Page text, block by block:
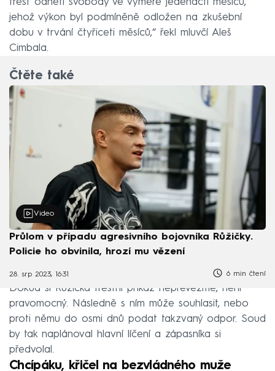
trest odnětí svobody ve výměře jedenácti měsíců,
jehož výkon byl podmíněně odložen na zkušební
dobu v trvání čtyřiceti měsíců,“ řekl mluvčí Aleš
Cimbala.
Čtěte také
Video
Průlom v případu agresivního bojovníka Růžičky.
Policie ho obvinila, hrozí mu vězení
28. srp 2023, 16:31 6 min čtení
Dokud si Růžička trestní příkaz nepřevezme, není
pravomocný. Následně s ním může souhlasit, nebo
proti němu do osmi dnů podat takzvaný odpor. Soud
by tak naplánoval hlavní líčení a zápasníka si
předvolal.
Chcípáku, křičel na bezvládného muže